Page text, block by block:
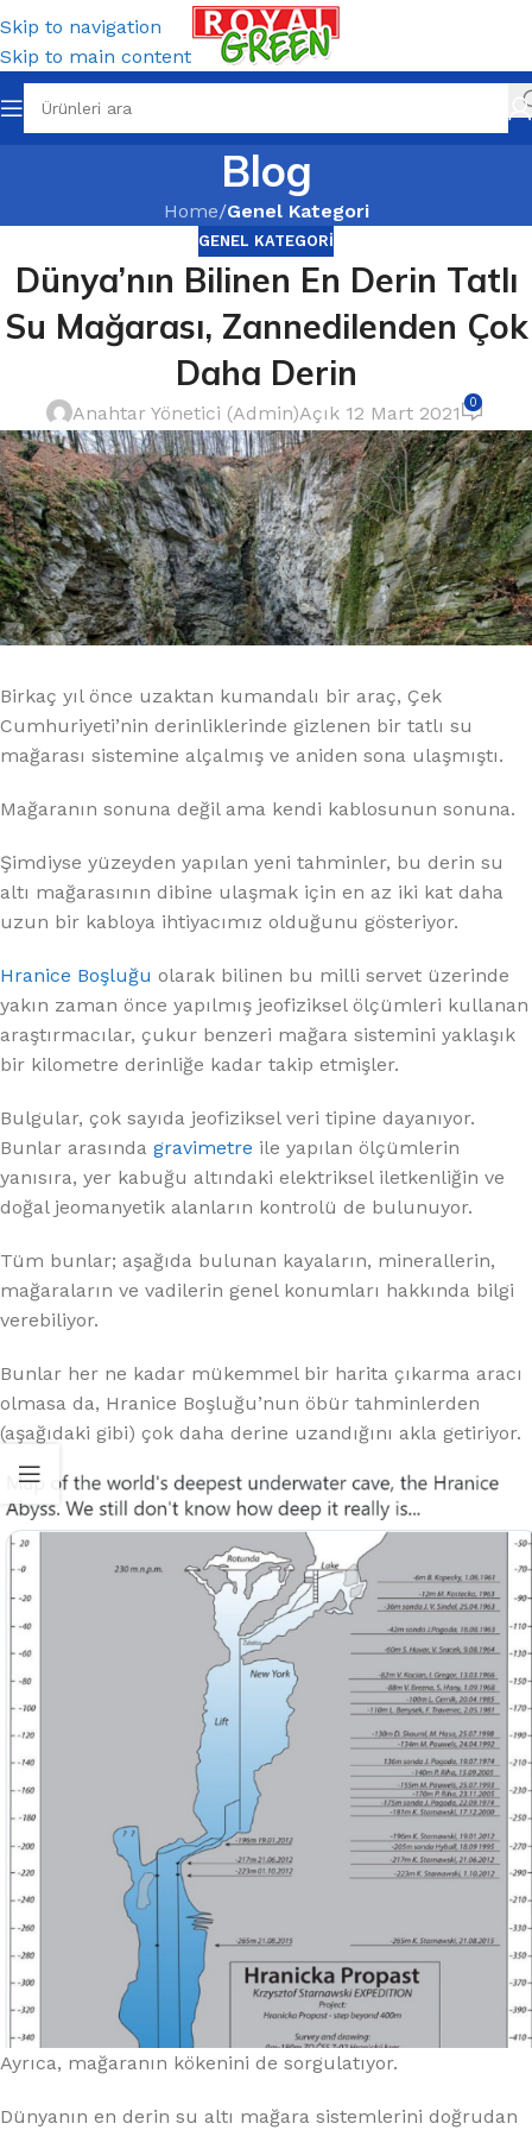
Skip to navigation
Skip to main content
Blog
Home/Genel Kategori
GENEL KATEGORI
Dünya’nın Bilinen En Derin Tatlı
Su Mağarası, Zannedilenden Çok
Daha Derin
Anahtar Yönetici (Admin)Açık 12 Mart 2021 0
Birkaç yıl önce uzaktan kumandalı bir araç, Çek
Cumhuriyeti’nin derinliklerinde gizlenen bir tatlı su
mağarası sistemine alçalmış ve aniden sona ulaşmıştı.
Mağaranın sonuna değil ama kendi kablosunun sonuna.
Şimdiyse yüzeyden yapılan yeni tahminler, bu derin su
altı mağarasının dibine ulaşmak için en az iki kat daha
uzun bir kabloya ihtiyacımız olduğunu gösteriyor.
Hranice Boşluğu olarak bilinen bu milli servet üzerinde
yakın zaman önce yapılmış jeofiziksel ölçümleri kullanan
araştırmacılar, çukur benzeri mağara sistemini yaklaşık
bir kilometre derinliğe kadar takip etmişler.
Bulgular, çok sayıda jeofiziksel veri tipine dayanıyor.
Bunlar arasında gravimetre ile yapılan ölçümlerin
yanısıra, yer kabuğu altındaki elektriksel iletkenliğin ve
doğal jeomanyetik alanların kontrolü de bulunuyor.
Tüm bunlar; aşağıda bulunan kayaların, minerallerin,
mağaraların ve vadilerin genel konumları hakkında bilgi
verebiliyor.
Bunlar her ne kadar mükemmel bir harita çıkarma aracı
olmasa da, Hranice Boşluğu’nun öbür tahminlerden
(aşağıdaki gibi) çok daha derine uzandığını akla getiriyor.
Ayrıca, mağaranın kökenini de sorgulatıyor.
Dünyanın en derin su altı mağara sistemlerini doğrudan